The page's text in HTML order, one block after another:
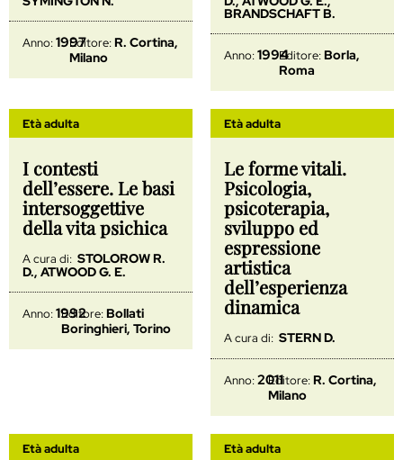
Anno:1997Editore:R. Cortina,
Milano
BRANDSCHAFT B.
Anno:1994Editore:Borla,
Roma
Età adulta
I contesti
dell’essere. Le basi
intersoggettive
della vita psichica
A cura di: STOLOROW R.
D., ATWOOD G. E.
Anno:1992
Editore:Bollati
Boringhieri, Torino
Età adulta
Le forme vitali.
Psicologia,
psicoterapia,
sviluppo ed
espressione
artistica
dell’esperienza
dinamica
A cura di: STERN D.
Anno:2011
Editore:R. Cortina,
Milano
Età adulta Età adulta